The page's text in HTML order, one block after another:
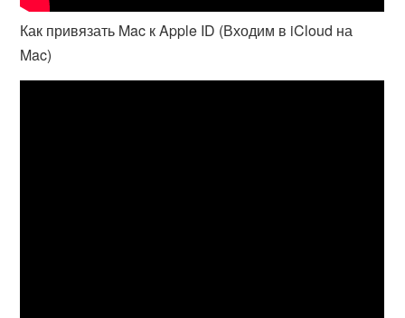
Как привязать Mac к Apple ID (Входим в iCloud на
Mac)